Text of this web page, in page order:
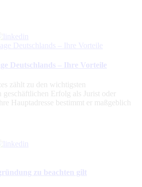
Deutschlands – Ihre Vorteile
zählt zu den wichtigsten
Erfolg als Jurist oder
Hauptadresse bestimmt er maßgeblich
zu beachten gilt